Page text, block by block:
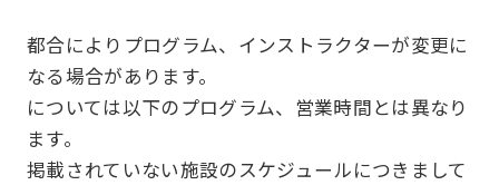
都合によりプログラム、インストラクターが変更に
なる場合があります。
については以下のプログラム、営業時間とは異なり
ます。
掲載されていない施設のスケジュールにつきまして